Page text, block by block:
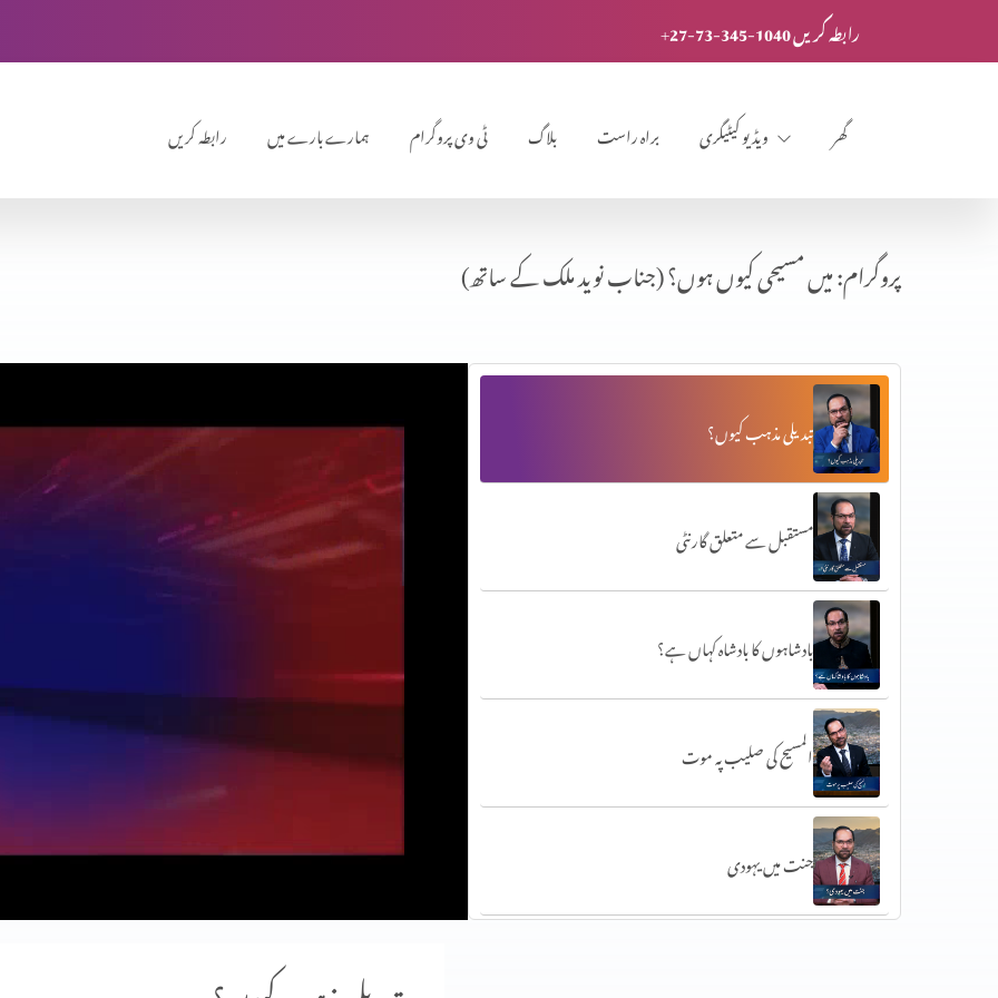
+27-73-345-1040 رابطہ کریں
رابطہ کریں ہمارے بارے میں ٹی وی پروگرام بلاگ براہ راست ویڈیو کیٹیگری گھر
پروگرام: میں مسیحی کیوں ہوں؟ (جناب نوید ملک کے ساتھ)
تبدیلی مذہب کیوں؟
مستقبل سے متعلق گارنٹی
بادشاہوں کا بادشاہ کہاں ہے؟
المسیح کی صلیب پہ موت
جنت میں یہودی